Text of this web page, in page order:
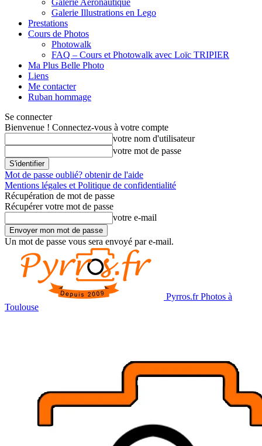
Galerie Aéronautique
Galerie Illustrations en Lego
Prestations
Cours de Photos
Photowalk
FAQ – Cours et Photowalk avec Loïc TRIPIER
Ma Plus Belle Photo
Liens
Me contacter
Ruban hommage
Se connecter
Bienvenue ! Connectez-vous à votre compte
votre nom d'utilisateur
votre mot de passe
Mot de passe oublié? obtenir de l'aide
Mentions légales et Politique de confidentialité
Récupération de mot de passe
Récupérer votre mot de passe
votre e-mail
Un mot de passe vous sera envoyé par e-mail.
Pyrros.fr Photos à
Toulouse